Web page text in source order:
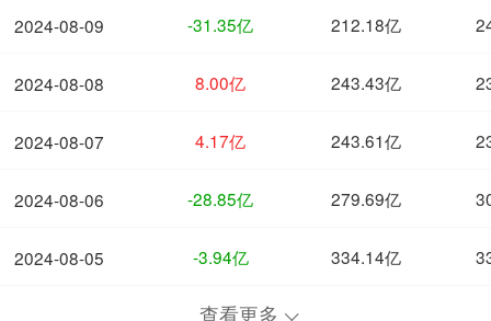
2024-08-09
2024-08-08
2024-08-07
2024-08-06
2024-08-05
-31.35亿 212.18亿
8.00亿 243.43亿
4.17亿 243.61亿
-28.85亿 279.69亿
-3.94亿 334.14亿
查看更多